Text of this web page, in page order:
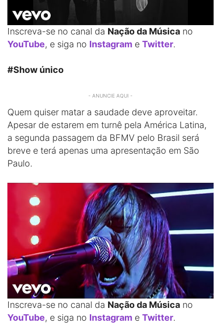
Inscreva-se no canal da Nação da Música no
YouTube, e siga no Instagram e Twitter.
#Show único
- ANUNCIE AQUI -
Quem quiser matar a saudade deve aproveitar.
Apesar de estarem em turnê pela América Latina,
a segunda passagem da BFMV pelo Brasil será
breve e terá apenas uma apresentação em São
Paulo.
Inscreva-se no canal da Nação da Música no
YouTube, e siga no Instagram e Twitter.